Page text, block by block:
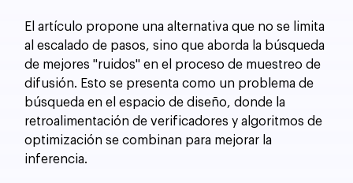
El artículo propone una alternativa que no se limita
al escalado de pasos, sino que aborda la búsqueda
de mejores "ruidos" en el proceso de muestreo de
difusión. Esto se presenta como un problema de
búsqueda en el espacio de diseño, donde la
retroalimentación de verificadores y algoritmos de
optimización se combinan para mejorar la
inferencia.